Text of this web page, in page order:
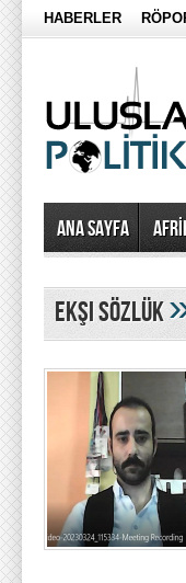
HABERLER
Ana Sayfa
ekşi sözlük